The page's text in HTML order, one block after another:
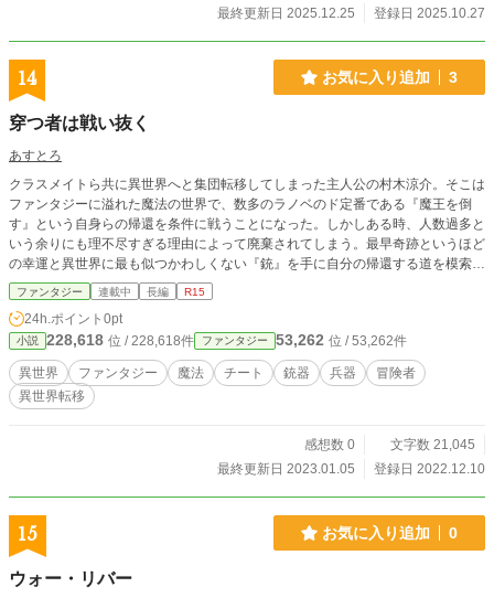
求めて動き出す。 祈り×科学、信仰×機構、魂×鋼―― それぞ最終更新日 2025.12.25
登録日 2025.10.27
14 お気に入り追加 3
穿つ者は戦い抜く
あすとろ
クラスメイトら共に異世界へと集団転移してしまった主人公の村木涼介。そこは
ファンタジーに溢れた魔法の世界で、数多のラノベのド定番である『魔王を倒
す』という自身らの帰還を条件に戦うことになった。しかしある時、人数過多と
いう余りにも理不尽すぎる理由によって廃棄されてしまう。最早奇跡というほど
の幸運と異世界に最も似つかわしくない『銃』を手に自分の帰還する道を模索
し、戦い抜く物語。
ファンタジー 連載中 長編 R15
24h.ポイント 0pt
小説 228,618 位 / 228,618件 ファンタジー 53,262 位 / 53,262件
異世界 ファンタジー 魔法 チート 銃器 兵器
冒険者
異世界転移
感想数 0
文字数 21,045
最終更新日 2023.01.05
登録日 2022.12.10
15 お気に入り追加 0
ウォー・リバー